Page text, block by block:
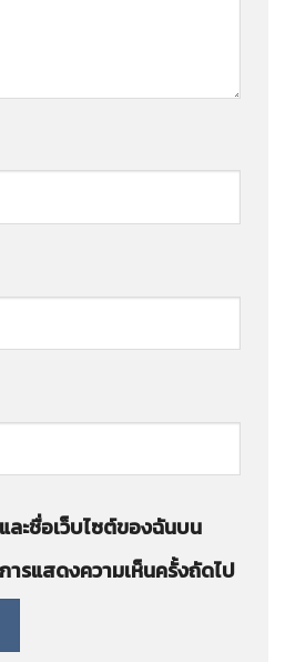
ละชื่อเว็บไซต์ของฉันบน
ารแสดงความเห็นครั้งถัดไป